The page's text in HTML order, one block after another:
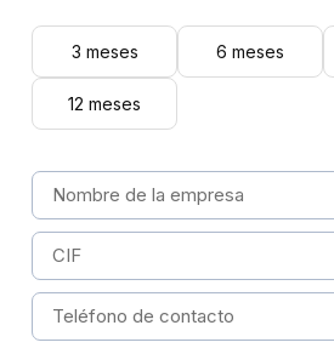
3 meses 6 meses
12 meses